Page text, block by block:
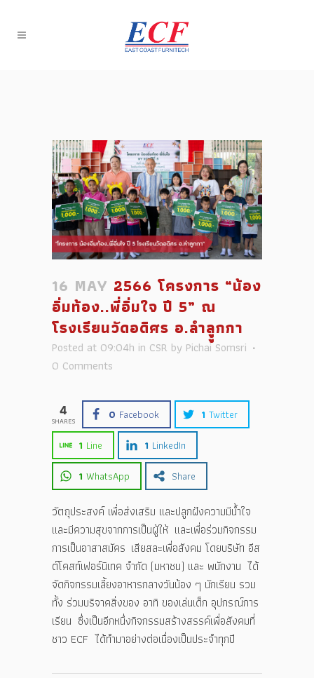
16 MAY 2566 โครงการ “น้อง
อิ่มท้อง..พี่อิ่มใจ ปี 5” ณ
โรงเรียนวัดอดิศร อ.ลำลููกกา
Posted at 09:04h in CSR by Pichai Somsri
0 Comments
4
SHARES 0 Facebook 1 Twitter
1 Line 1 LinkedIn
1 WhatsApp Share
วัตถุประสงค์ เพื่อส่งเสริม และปลูกฝังความมีน้ำใจ
และมีความสุขจากการเป็นผู้ให้ และเพื่อร่วมกิจกรรม
การเป็นอาสาสมัคร เสียสละเพื่อสังคม โดยบริษัท อีส
ต์โคสท์เฟอร์นิเทค จำกัด (มหาชน) และ พนักงาน ได้
จัดกิจกรรมเลี้ยงอาหารกลางวันน้อง ๆ นักเรียน รวม
ทั้ง ร่วมบริจาคสิ่งของ อาทิ ของเล่นเด็ก อุปกรณ์การ
เรียน ซึ่งเป็นอีกหนึ่งกิจกรรมสร้างสรรค์เพื่อสังคมที่
ชาว ECF ได้ทำมาอย่างต่อเนื่องเป็นประจำทุกปี